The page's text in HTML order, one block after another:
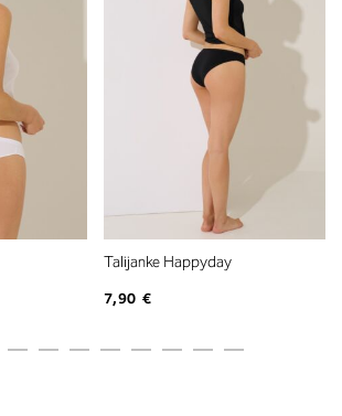
Talijanke Happyday
7,90 €